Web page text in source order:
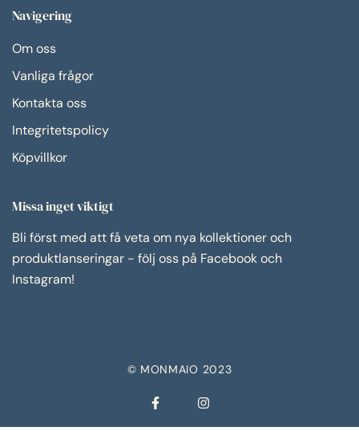
Navigering
Om oss
Vanliga frågor
Kontakta oss
Integritetspolicy
Köpvillkor
Missa inget viktigt
Bli först med att få veta om nya kollektioner och
produktlanseringar - följ oss på Facebook och
Instagram!
© MONMAIO 2023